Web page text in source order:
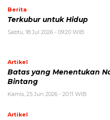
Berita
Terkubur untuk Hidup
Sabtu, 18 Jul 2026 - 09:20 WIB
Artikel
Batas yang Menentukan
Bintang
Kamis, 25 Jun 2026 - 20:11 WIB
Artikel